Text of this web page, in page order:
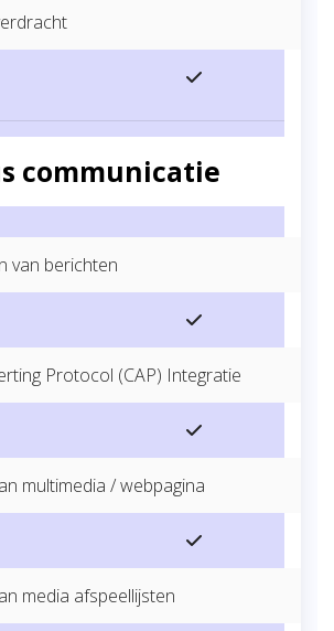
communicatie
van berichten
Protocol (CAP) Integratie
multimedia / webpagina
media afspeellijsten